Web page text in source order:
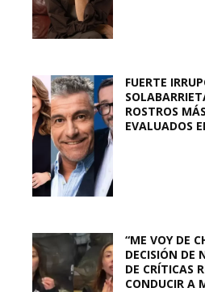
FUERTE
ROSTROS
EVALUADOS
“ME VOY DE
DECISIÓN DE
DE CRÍTICAS
CONDUCIR A